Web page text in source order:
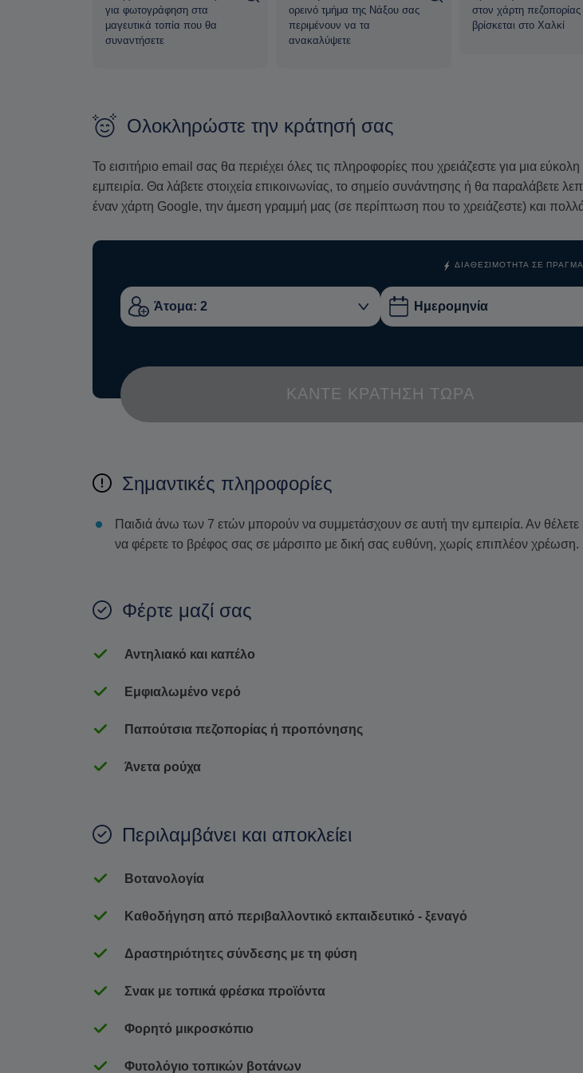
ενηλίκων.
Έχει εκπαιδευτεί σε θέματα βιωσιμότητας, σύνδεσης με τη φύση, περμακουλτούρας,
Η εκδρομή περιλαμβάνει
τον Άγιο Προκόπιο και την Αγία Άννα. Μετά την κράτησή σας, η Νατάσα θα
να κανονίσει τις λεπτομέρειες.
για φωτογράφηση στα
μαγευτικά τοπία που θα
συναντήσετε
ορεινό τμήμα της Νάξου σας
περιμένουν να τα
ανακαλύψετε
στον χάρτη
βρίσκεται στο Χαλκί
Ολοκληρώστε την κράτησή σας
Το εισιτήριο email σας θα περιέχει όλες τις πληροφορίες που χρειάζεστε για μια
εμπειρία. Θα λάβετε στοιχεία επικοινωνίας, το σημείο συνάντησης ή θα παραλάβετε
έναν χάρτη Google, την άμεση γραμμή μας (σε περίπτωση που το χρειάζεστε) και
ΔΙΑΘΕΣΙΜΌΤΗΤΑ ΣΕ
ΚΆΝΤΕ ΚΡΆΤΗΣΗ ΤΏΡΑ
Σημαντικές πληροφορίες
Παιδιά άνω των 7 ετών μπορούν να συμμετάσχουν σε αυτή την εμπειρία. Αν θέλετε
να φέρετε το βρέφος σας σε μάρσιπο με δική σας ευθύνη, χωρίς επιπλέον χρέωση.
Φέρτε μαζί σας
Αντηλιακό και καπέλο
Εμφιαλωμένο νερό
Παπούτσια πεζοπορίας ή προπόνησης
Άνετα ρούχα
Περιλαμβάνει και αποκλείει
Βοτανολογία
Καθοδήγηση από περιβαλλοντικό εκπαιδευτικό - ξεναγό
Δραστηριότητες σύνδεσης με τη φύση
Σνακ με τοπικά φρέσκα προϊόντα
Φορητό μικροσκόπιο
Φυτολόγιο τοπικών βοτάνων